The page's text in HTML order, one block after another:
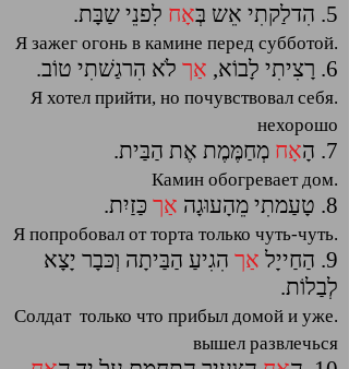
5. הִדלַקתִי אֵש בְּ אָח לִפנֵי שַבָּת.
.Я зажег огонь в камине перед субботой
6. רָצִיתִי לָבוֹא, אַך לֹא הִרגַשׁתִי טוֹב.
.Я хотел прийти, но почувствовал себя
нехорошо
7. הָ אָח מְחַמֶּמֶת אֶת הַבַּית.
.Камин обогревает дом
8. טָעַמתִי מֵהָעוּגָה אַך כַּזַיִת.
.Я попробовал от торта только чуть-чуть
9. הַחַייָל אַך הִגִיעַ הַבַּיתָה וְכּבָר יָצָא
לְבַלוֹת.
.Солдат только что прибыл домой и уже
вышел развлечься